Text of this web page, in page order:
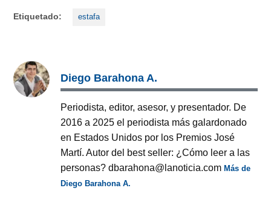
Etiquetado: estafa
Diego Barahona A.
Periodista, editor, asesor, y presentador. De
2016 a 2025 el periodista más galardonado
en Estados Unidos por los Premios José
Martí. Autor del best seller: ¿Cómo leer a las
personas? dbarahona@lanoticia.comMás de
Diego Barahona A.